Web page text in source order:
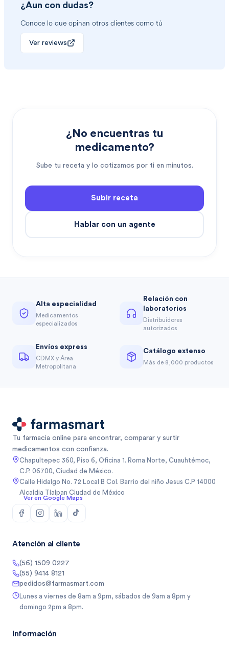
¿Aun con dudas?
Conoce lo que opinan otros clientes como tú
Ver reviews
¿No encuentras tu
medicamento?
Sube tu receta y lo cotizamos por ti en minutos.
Subir receta
Hablar con un agente
Alta especialidad
Medicamentos
especializados
Relación con
laboratorios
Distribuidores
autorizados
Envíos express
CDMX y Área
Metropolitana
Catálogo extenso
Más de 8,000 productos
Tu farmacia online para encontrar, comparar y surtir
medicamentos con confianza.
Chapultepec 360, Piso 6, Oficina 1. Roma Norte, Cuauhtémoc,
C.P. 06700, Ciudad de México.
Calle Hidalgo No. 72 Local B Col. Barrio del niño Jesus C.P 14000
Alcaldia Tlalpan Ciudad de México
Ver en Google Maps
Atención al cliente
(56) 1509 0227
(55) 9414 8121
pedidos@farmasmart.com
Lunes a viernes de 8am a 9pm, sábados de 9am a 8pm y
domingo 2pm a 8pm.
Información